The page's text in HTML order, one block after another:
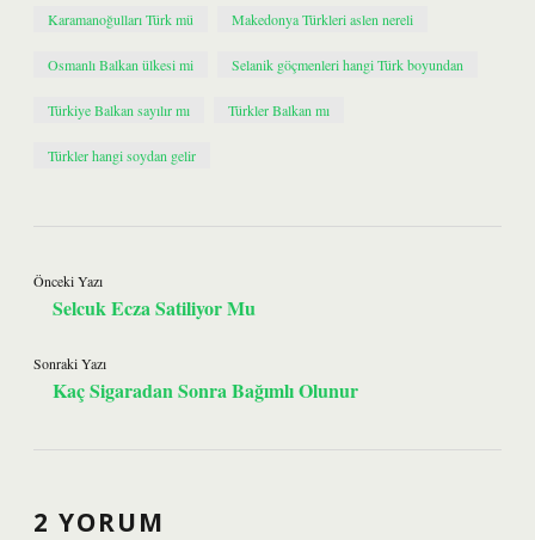
Karamanoğulları Türk mü Makedonya Türkleri aslen nereli
Osmanlı Balkan ülkesi mi Selanik göçmenleri hangi Türk boyundan
Türkiye Balkan sayılır mı Türkler Balkan mı
Türkler hangi soydan gelir
Önceki Yazı
Selcuk Ecza Satiliyor Mu
Sonraki Yazı
Kaç Sigaradan Sonra Bağımlı Olunur
2 YORUM